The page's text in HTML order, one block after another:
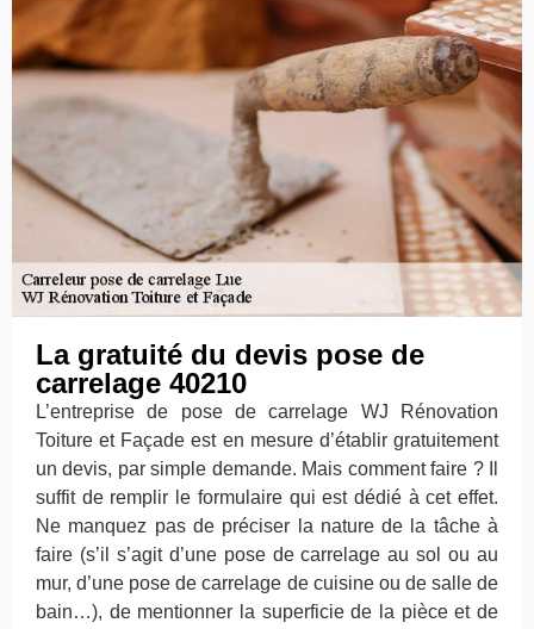
La gratuité du devis pose de
carrelage 40210
L’entreprise de pose de carrelage WJ Rénovation
Toiture et Façade est en mesure d’établir gratuitement
un devis, par simple demande. Mais comment faire ? Il
suffit de remplir le formulaire qui est dédié à cet effet.
Ne manquez pas de préciser la nature de la tâche à
faire (s’il s’agit d’une pose de carrelage au sol ou au
mur, d’une pose de carrelage de cuisine ou de salle de
bain…), de mentionner la superficie de la pièce et de